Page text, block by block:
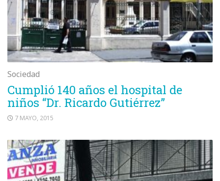
Sociedad
Cumplió 140 años el hospital de
niños “Dr. Ricardo Gutiérrez”
7 MAYO, 2015